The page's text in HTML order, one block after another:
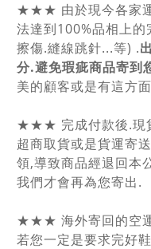
★★★ 由於現今各家
法達到100%品相上
擦傷.縫線跳針...等) .
分.避免瑕疵商品寄到
美的顧客或是有這方
★★★ 完成付款後.現
超商取貨或是貨運寄
領,導致商品經退回本
我們才會再為您寄出.
★★★ 海外寄回的空
若您一定是要求完好